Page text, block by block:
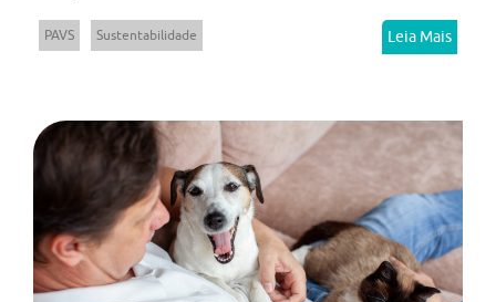
PAVS Sustentabilidade Leia Mais